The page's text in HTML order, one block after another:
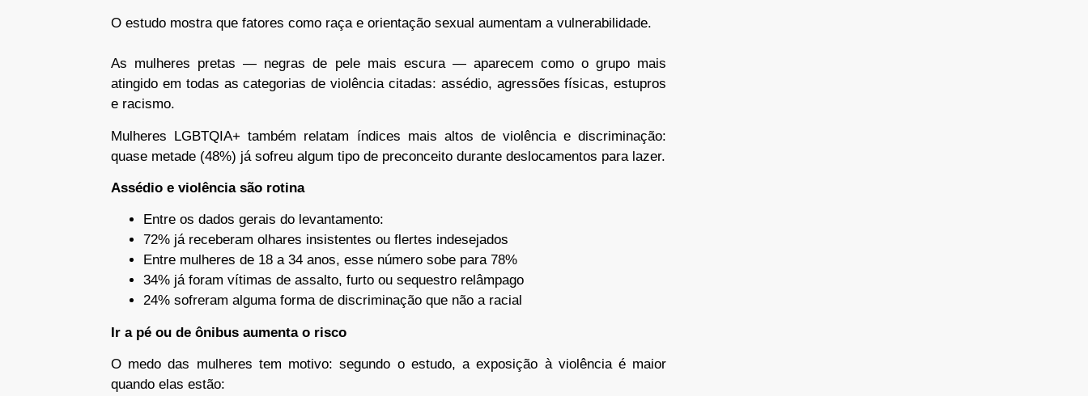
O estudo mostra que fatores como raça e orientação sexual aumentam a vulnerabilidade.
As mulheres pretas — negras de pele mais escura — aparecem como o grupo mais
atingido em todas as categorias de violência citadas: assédio, agressões físicas, estupros
e racismo.
Mulheres LGBTQIA+ também relatam índices mais altos de violência e discriminação:
quase metade (48%) já sofreu algum tipo de preconceito durante deslocamentos para lazer.
Assédio e violência são rotina
Entre os dados gerais do levantamento:
72% já receberam olhares insistentes ou flertes indesejados
Entre mulheres de 18 a 34 anos, esse número sobe para 78%
34% já foram vítimas de assalto, furto ou sequestro relâmpago
24% sofreram alguma forma de discriminação que não a racial
Ir a pé ou de ônibus aumenta o risco
O medo das mulheres tem motivo: segundo o estudo, a exposição à violência é maior
quando elas estão: